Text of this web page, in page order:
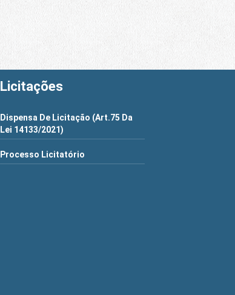
Licitações
Dispensa De Licitação (Art.75 Da
Lei 14133/2021)
Processo Licitatório